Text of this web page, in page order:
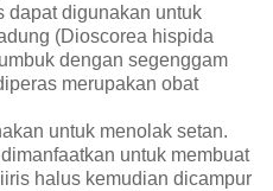
dapat digunakan untuk
(Dioscorea hispida
dengan segenggam
merupakan obat
untuk menolak setan.
untuk membuat
halus kemudian dicampur